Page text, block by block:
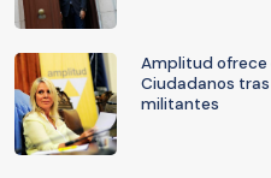
Amplitud ofrece
Ciudadanos
militantes